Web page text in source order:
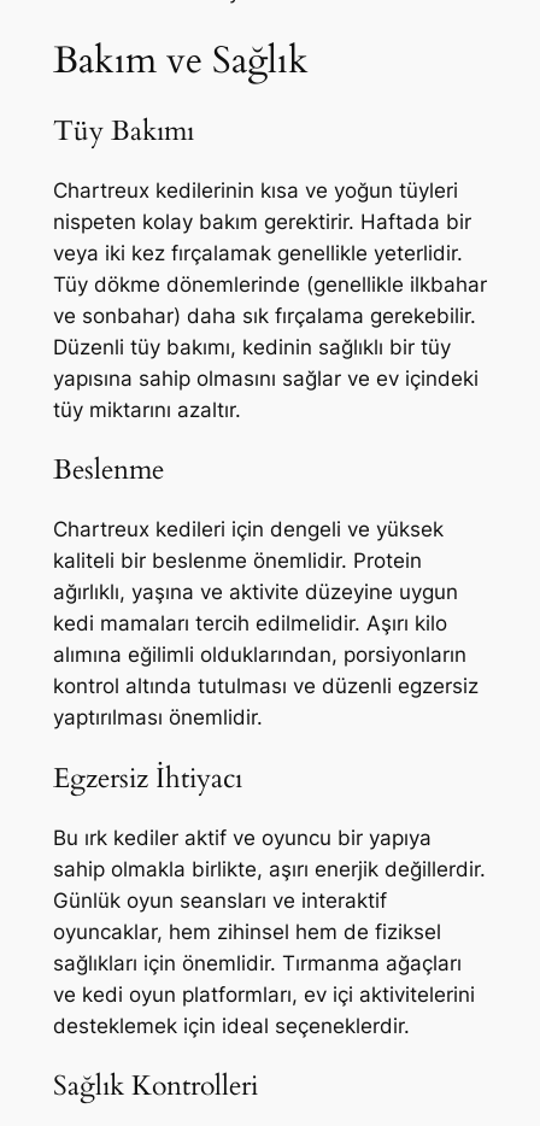
Bakım ve Sağlık
Tüy Bakımı
Chartreux kedilerinin kısa ve yoğun tüyleri
nispeten kolay bakım gerektirir. Haftada bir
veya iki kez fırçalamak genellikle yeterlidir.
Tüy dökme dönemlerinde (genellikle ilkbahar
ve sonbahar) daha sık fırçalama gerekebilir.
Düzenli tüy bakımı, kedinin sağlıklı bir tüy
yapısına sahip olmasını sağlar ve ev içindeki
tüy miktarını azaltır.
Beslenme
Chartreux kedileri için dengeli ve yüksek
kaliteli bir beslenme önemlidir. Protein
ağırlıklı, yaşına ve aktivite düzeyine uygun
kedi mamaları tercih edilmelidir. Aşırı kilo
alımına eğilimli olduklarından, porsiyonların
kontrol altında tutulması ve düzenli egzersiz
yaptırılması önemlidir.
Egzersiz İhtiyacı
Bu ırk kediler aktif ve oyuncu bir yapıya
sahip olmakla birlikte, aşırı enerjik değillerdir.
Günlük oyun seansları ve interaktif
oyuncaklar, hem zihinsel hem de fiziksel
sağlıkları için önemlidir. Tırmanma ağaçları
ve kedi oyun platformları, ev içi aktivitelerini
desteklemek için ideal seçeneklerdir.
Sağlık Kontrolleri